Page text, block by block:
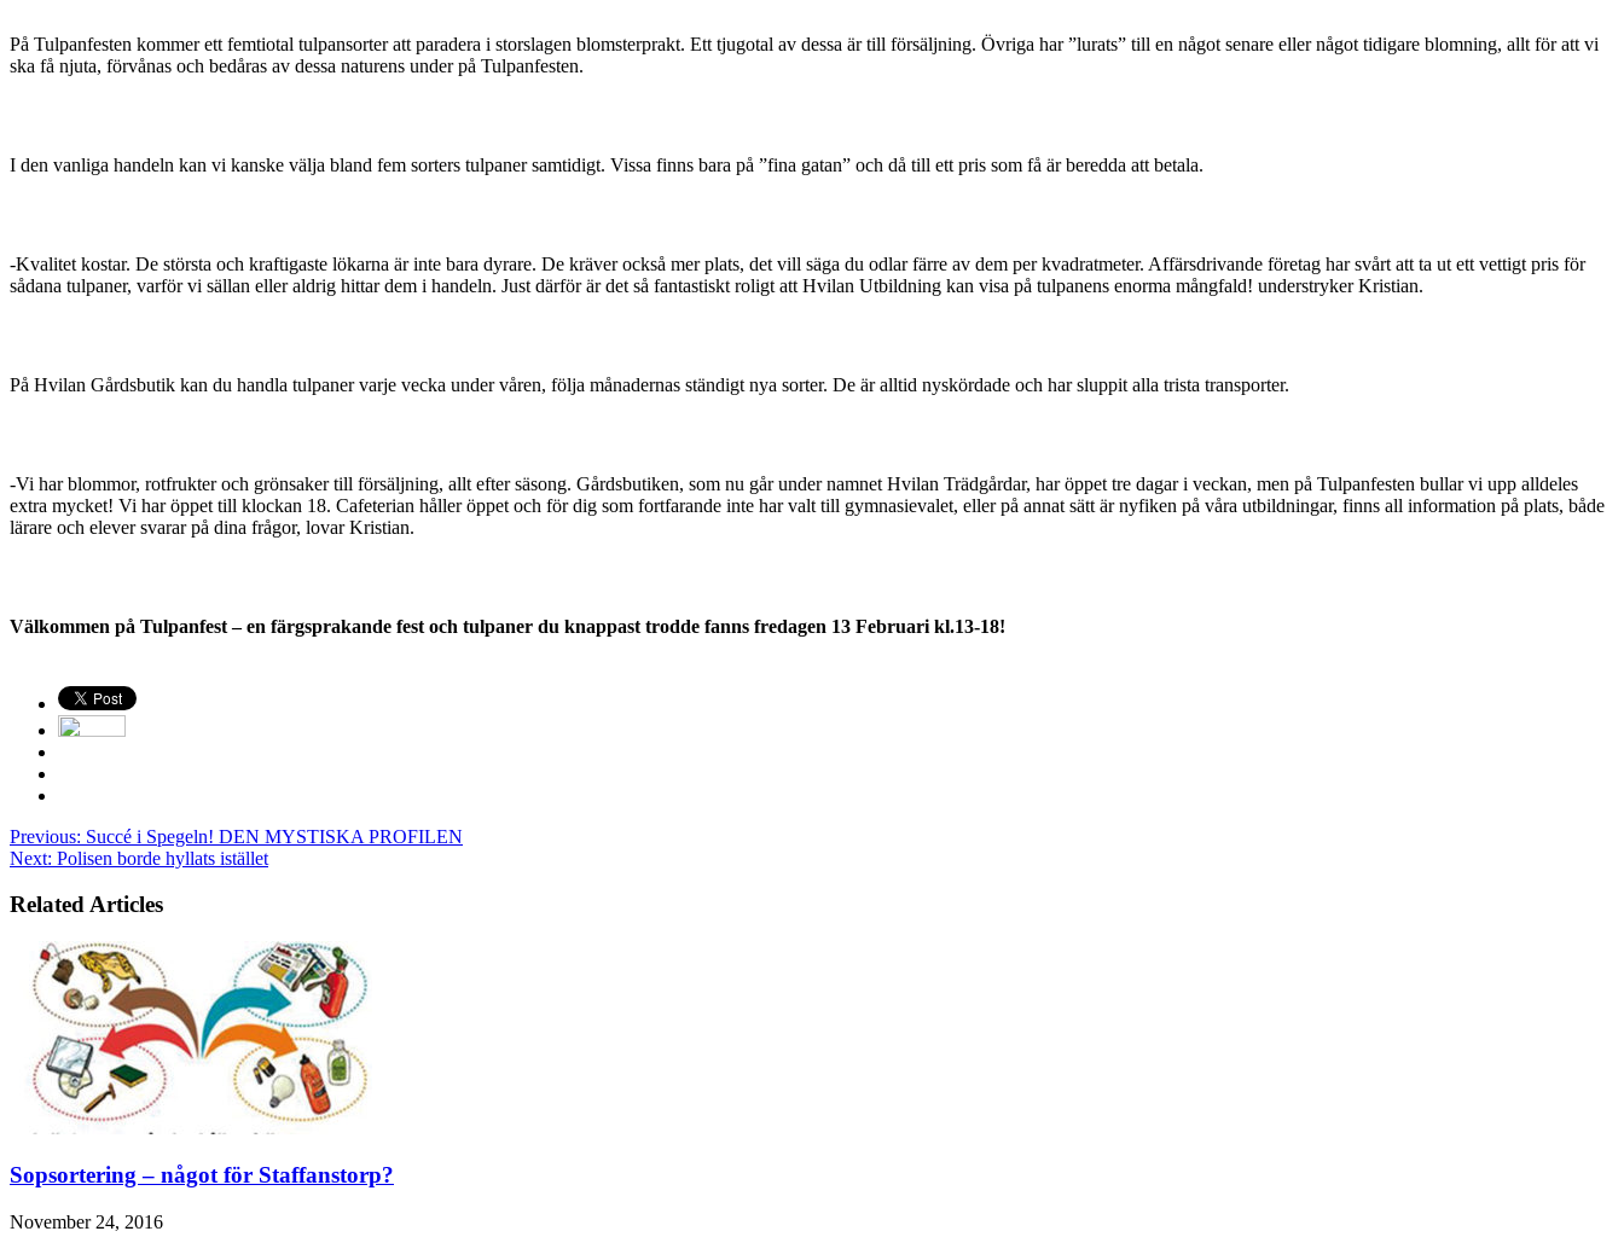
På Tulpanfesten kommer ett femtiotal tulpansorter att paradera i storslagen blomsterprakt. Ett tjugotal av dessa är till försäljning. Övriga har ”lurats” till en något senare eller något tidigare blomning, allt för att vi
ska få njuta, förvånas och bedåras av dessa naturens under på Tulpanfesten.
I den vanliga handeln kan vi kanske välja bland fem sorters tulpaner samtidigt. Vissa finns bara på ”fina gatan” och då till ett pris som få är beredda att betala.
-Kvalitet kostar. De största och kraftigaste lökarna är inte bara dyrare. De kräver också mer plats, det vill säga du odlar färre av dem per kvadratmeter. Affärsdrivande företag har svårt att ta ut ett vettigt pris för
sådana tulpaner, varför vi sällan eller aldrig hittar dem i handeln. Just därför är det så fantastiskt roligt att Hvilan Utbildning kan visa på tulpanens enorma mångfald! understryker Kristian.
På Hvilan Gårdsbutik kan du handla tulpaner varje vecka under våren, följa månadernas ständigt nya sorter. De är alltid nyskördade och har sluppit alla trista transporter.
-Vi har blommor, rotfrukter och grönsaker till försäljning, allt efter säsong. Gårdsbutiken, som nu går under namnet Hvilan Trädgårdar, har öppet tre dagar i veckan, men på Tulpanfesten bullar vi upp alldeles
extra mycket! Vi har öppet till klockan 18. Cafeterian håller öppet och för dig som fortfarande inte har valt till gymnasievalet, eller på annat sätt är nyfiken på våra utbildningar, finns all information på plats, både
lärare och elever svarar på dina frågor, lovar Kristian.
Välkommen på Tulpanfest – en färgsprakande fest och tulpaner du knappast trodde fanns fredagen 13 Februari kl.13-18!
Previous: Succé i Spegeln! DEN MYSTISKA PROFILEN
Next: Polisen borde hyllats istället
Related Articles
Sopsortering – något för Staffanstorp?
November 24, 2016